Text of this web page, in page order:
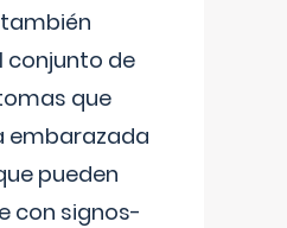
conjunto de
que
embarazada
pueden
con signos-